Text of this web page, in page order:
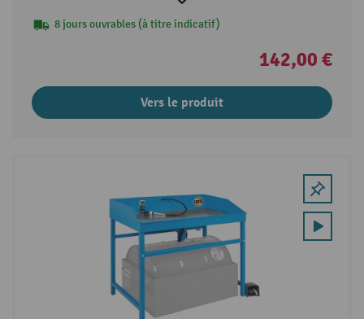
8 jours ouvrables (à titre indicatif)
142,00 €
Vers le produit